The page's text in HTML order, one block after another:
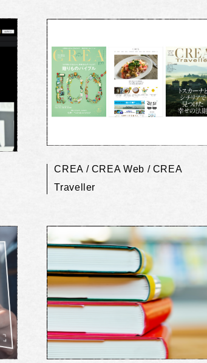
CREA / CREA Web / CREA
Traveller